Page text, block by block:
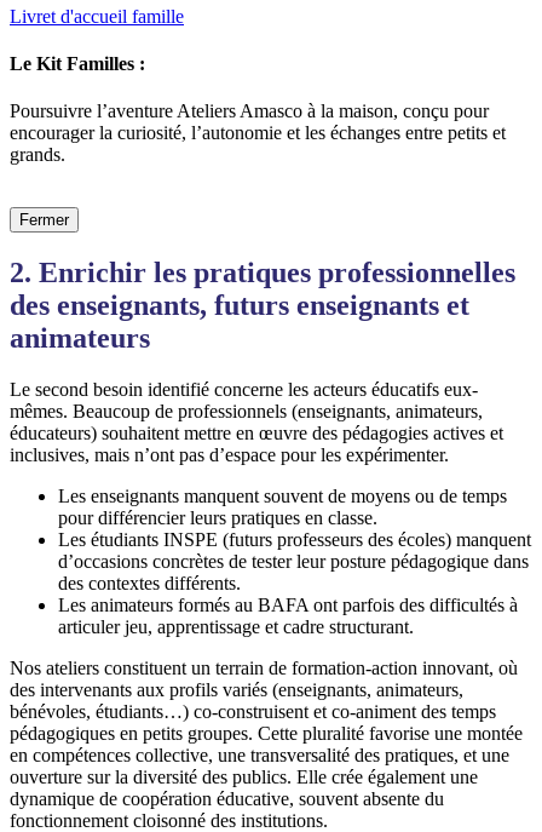
Livret d'accueil famille
Le Kit Familles :
Poursuivre l’aventure Ateliers Amasco à la maison, conçu pour
encourager la curiosité, l’autonomie et les échanges entre petits et
grands.
Fermer
2. Enrichir les pratiques professionnelles
des enseignants, futurs enseignants et
animateurs
Le second besoin identifié concerne les acteurs éducatifs eux-
mêmes. Beaucoup de professionnels (enseignants, animateurs,
éducateurs) souhaitent mettre en œuvre des pédagogies actives et
inclusives, mais n’ont pas d’espace pour les expérimenter.
Les enseignants manquent souvent de moyens ou de temps
pour différencier leurs pratiques en classe.
Les étudiants INSPE (futurs professeurs des écoles) manquent
d’occasions concrètes de tester leur posture pédagogique dans
des contextes différents.
Les animateurs formés au BAFA ont parfois des difficultés à
articuler jeu, apprentissage et cadre structurant.
Nos ateliers constituent un terrain de formation-action innovant, où
des intervenants aux profils variés (enseignants, animateurs,
bénévoles, étudiants…) co-construisent et co-animent des temps
pédagogiques en petits groupes. Cette pluralité favorise une montée
en compétences collective, une transversalité des pratiques, et une
ouverture sur la diversité des publics. Elle crée également une
dynamique de coopération éducative, souvent absente du
fonctionnement cloisonné des institutions.